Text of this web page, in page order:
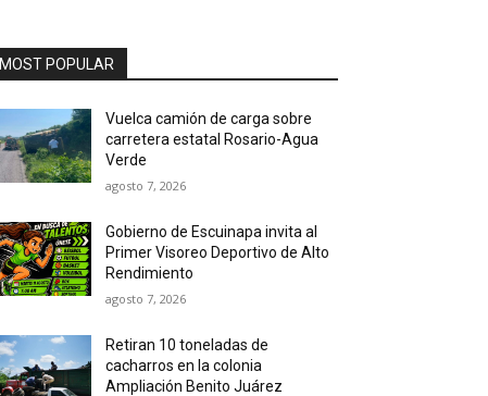
MOST POPULAR
Vuelca camión de carga sobre
carretera estatal Rosario-Agua
Verde
agosto 7, 2026
Gobierno de Escuinapa invita al
Primer Visoreo Deportivo de Alto
Rendimiento
agosto 7, 2026
Retiran 10 toneladas de
cacharros en la colonia
Ampliación Benito Juárez